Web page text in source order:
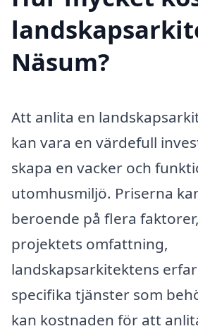
Näsum?
Att anlita en
kan vara en värdefull
skapa en vacker och
utomhusmiljö. Priserna
beroende på flera
projektets omfattning,
landskapsarkitektens
specifika tjänster som
kan kostnaden för att